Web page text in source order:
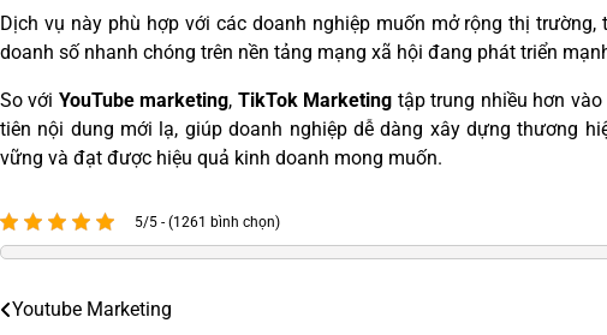
Dịch vụ này phù hợp với các doanh nghiệp muốn mở rộng thị
doanh số nhanh chóng trên nền tảng mạng xã hội đang phát triển
So với YouTube marketing, TikTok Marketing tập trung nhiều hơn
tiên nội dung mới lạ, giúp doanh nghiệp dễ dàng xây dựng thương
vững và đạt được hiệu quả kinh doanh mong muốn.
5/5 - (1261 bình chọn)
Điều
Youtube Marketing